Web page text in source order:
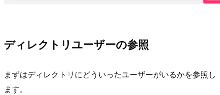
ディレクトリユーザーの参照
まずはディレクトリにどういったユーザーがいるかを参照し
ます。